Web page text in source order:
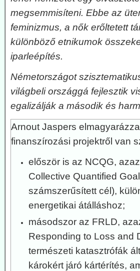
megsemmisíteni. Ebbe az
feminizmus, a nők erőltetett
különböző etnikumok
iparleépítés.
Németországot
világbeli országgá fejlesztik
egalizálják a második és
Arnout Jaspers
finanszírozási projektről van
először is az NCQG,
Collective Quantified
számszerűsített cél),
energetikai átálláshoz;
másodszor az FRLD,
Responding to Loss and
természeti katasztrófák
károkért járó kártérítés,